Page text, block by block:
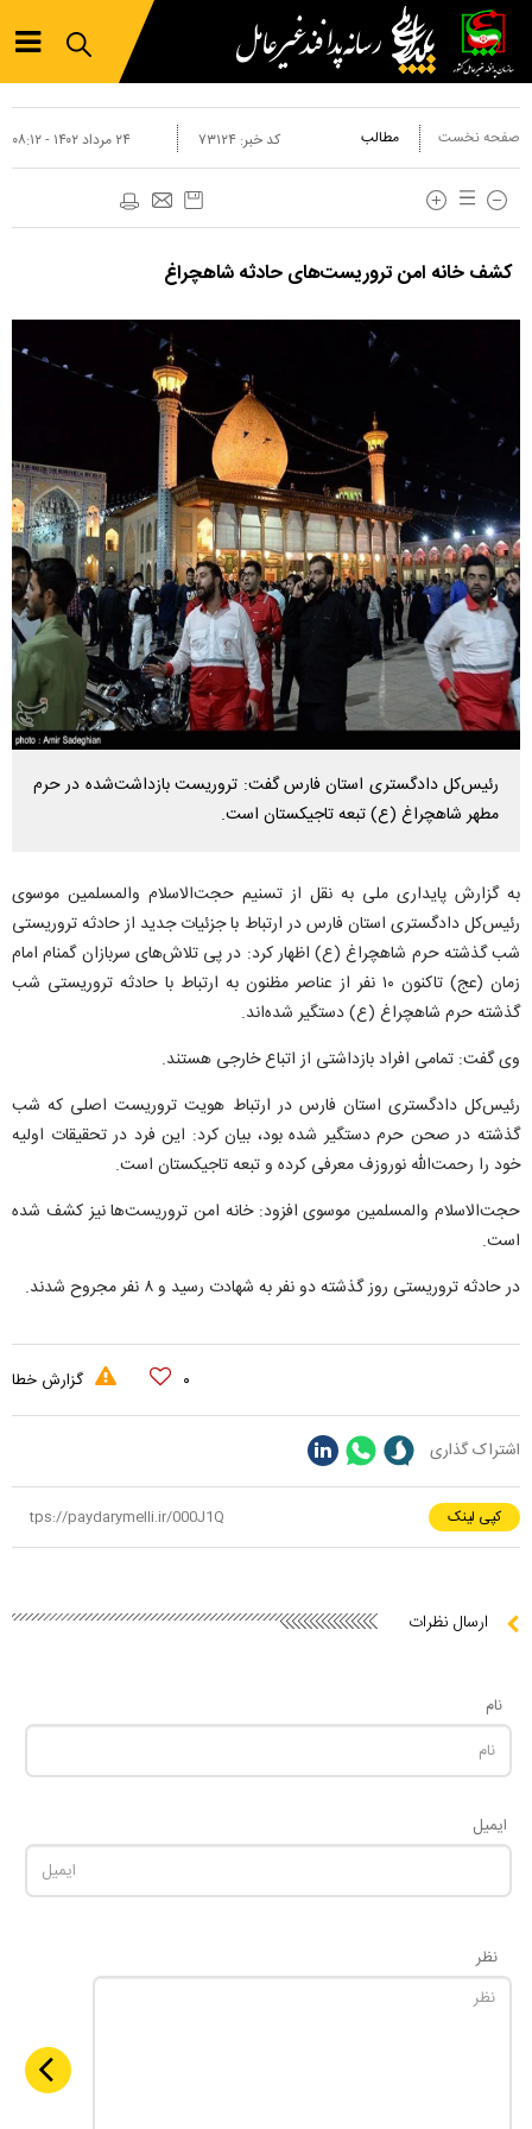
صفحه نخست مطالب ۲۴ مرداد ۱۴۰۲ - ۰۸:۱۲ کد خبر: ۷۳۱۲۴
کشف خانه امن تروریست‌های حادثه شاهچراغ‌
رئیس‌کل دادگستری استان فارس گفت: تروریست بازداشت‌شده در حرم
مطهر شاهچراغ (ع) تبعه تاجیکستان است.
به گزارش پایداری ملی به نقل از تسنیم حجت‌الاسلام و‌المسلمین موسوی
رئیس‌کل دادگستری استان فارس در ارتباط با جزئیات جدید از حادثه تروریستی
شب گذشته حرم شاهچراغ (ع) اظهار کرد: در پی تلاش‌های سربازان گمنام امام
زمان (عج) تاکنون ۱۰ نفر از عناصر مظنون به ارتباط با حادثه تروریستی شب
گذشته حرم شاهچراغ (ع) دستگیر شده‌اند.
وی گفت: تمامی افراد بازداشتی از اتباع خارجی هستند.
رئیس‌کل دادگستری استان فارس در ارتباط هویت تروریست اصلی که شب
گذشته در صحن حرم دستگیر شده بود، بیان کرد: این فرد در تحقیقات اولیه
خود را رحمت‌الله نوروزف معرفی کرده و تبعه تاجیکستان است.
حجت‌الاسلام و‌المسلمین موسوی افزود: خانه امن تروریست‌ها نیز کشف شده
است.
در حادثه تروریستی روز گذشته دو نفر به شهادت رسید و ۸ نفر مجروح شدند.
۰ گزارش خطا
اشتراک گذاری
کپی لینک
ارسال نظرات
نام
ایمیل
نظر